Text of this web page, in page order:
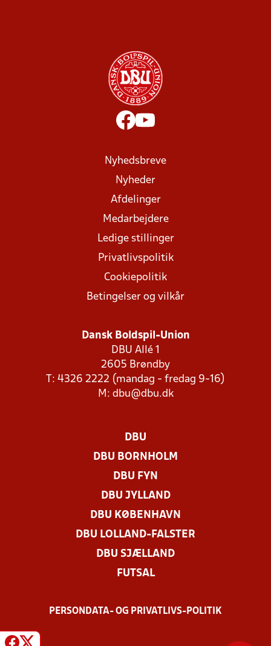
Nyhedsbreve
Nyheder
Afdelinger
Medarbejdere
Ledige stillinger
Privatlivspolitik
Cookiepolitik
Betingelser og vilkår
Dansk Boldspil-Union
DBU Allé 1
2605 Brøndby
T: 4326 2222 (mandag - fredag 9-16)
M: dbu@dbu.dk
DBU
DBU BORNHOLM
DBU FYN
DBU JYLLAND
DBU KØBENHAVN
DBU LOLLAND-FALSTER
DBU SJÆLLAND
FUTSAL
PERSONDATA- OG PRIVATLIVS-POLITIK